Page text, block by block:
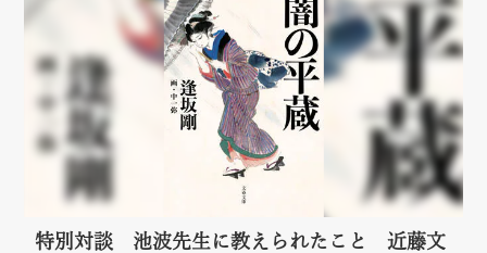
特別対談 池波先生に教えられたこと 近藤文